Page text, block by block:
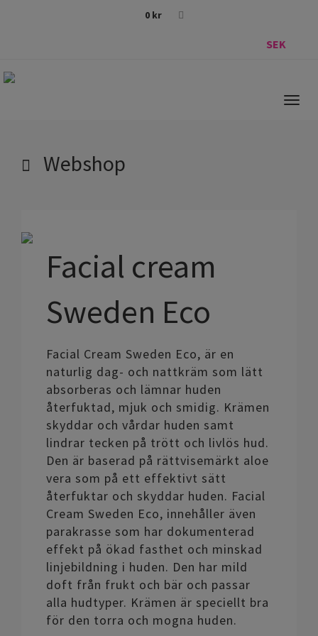
0 kr
SEK
Webshop
Facial cream
Sweden Eco
Facial Cream Sweden Eco, är en
naturlig dag- och nattkräm som lätt
absorberas och lämnar huden
återfuktad, mjuk och smidig. Krämen
skyddar och vårdar huden samt
lindrar tecken på trött och livlös hud.
Den är baserad på rättvisemärkt aloe
vera som på ett effektivt sätt
återfuktar och skyddar huden. Facial
Cream Sweden Eco, innehåller även
parakrasse som har dokumenterad
effekt på ökad fasthet och minskad
linjebildning i huden. Den har mild
doft från frukt och bär och passar
alla hudtyper. Krämen är speciellt bra
för den torra och mogna huden.